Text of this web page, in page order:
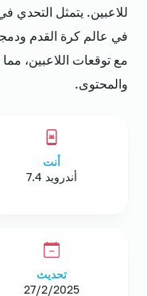
للاعبين. يتمثل التحدي
في عالم كرة القدم
مع توقعات اللاعبين،
والمحتوى.
أنت
أندرويد 7.4
تحديث
27/2/2025